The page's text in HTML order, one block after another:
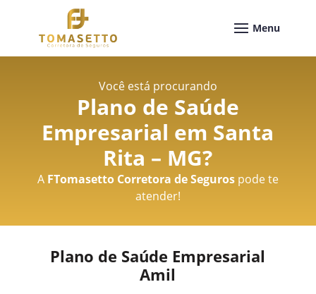
Você está procurando
Plano de Saúde
Empresarial em Santa
Rita – MG?
A FTomasetto Corretora de Segurospode te
atender!
Plano de Saúde Empresarial
Amil